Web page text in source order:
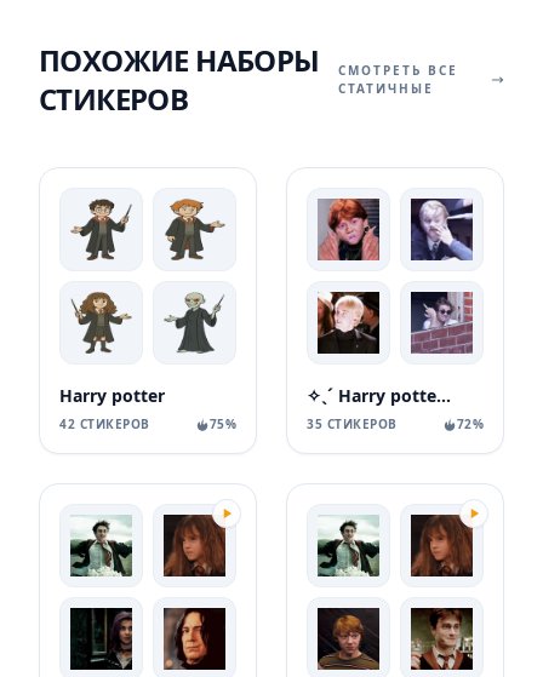
ПОХОЖИЕ НАБОРЫ
СТИКЕРОВ
СМОТРЕТЬ ВСЕ
СТАТИЧНЫЕ
Harry potter
42 СТИКЕРОВ 75%
✧ˎˊ Harry potter Memes
35 СТИКЕРОВ 72%